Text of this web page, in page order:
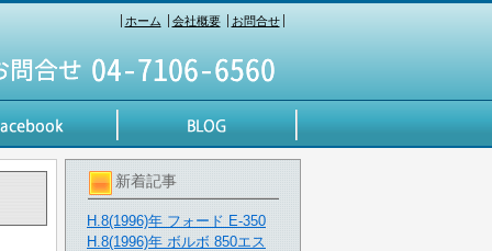
ホーム 会社概要 お問合せ
新着記事
H.8(1996)年 フォード E-350
H.8(1996)年 ボルボ 850エス